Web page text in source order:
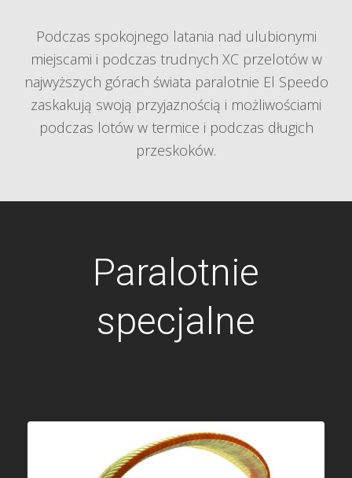
Podczas spokojnego latania nad ulubionymi
miejscami i podczas trudnych XC przelotów w
najwyższych górach świata paralotnie El Speedo
zaskakują swoją przyjaznością i możliwościami
podczas lotów w termice i podczas długich
przeskoków.
Paralotnie
specjalne